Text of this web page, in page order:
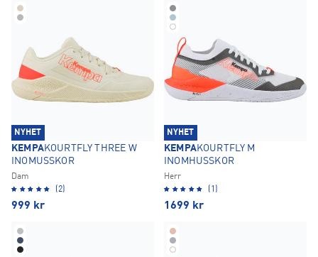
NYHET
KEMPAKOURTFLY THREE W
INOMUSSKOR
Dam
(2)
999 kr
NYHET
KEMPAKOURTFLY M
INOMHUSSKOR
Herr
(1)
1699 kr